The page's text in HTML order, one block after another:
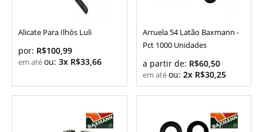
Alicate Para Ilhós Luli
por: R$100,99
ou: 3x R$33,66
Arruela 54 Latão Baxmann -
Pct 1000 Unidades
a partir de: R$60,50
ou: 2x R$30,25